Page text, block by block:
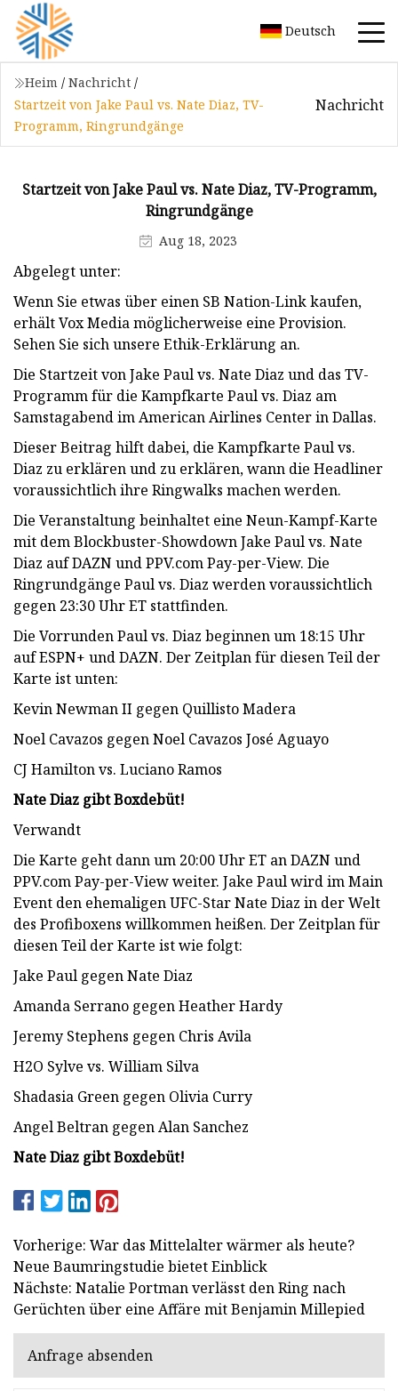
Deutsch
Heim / Nachricht /
Startzeit von Jake Paul vs. Nate Diaz, TV-
Programm, Ringrundgänge
Nachricht
Startzeit von Jake Paul vs. Nate Diaz, TV-Programm,
Ringrundgänge
Aug 18, 2023
Abgelegt unter:
Wenn Sie etwas über einen SB Nation-Link kaufen,
erhält Vox Media möglicherweise eine Provision.
Sehen Sie sich unsere Ethik-Erklärung an.
Die Startzeit von Jake Paul vs. Nate Diaz und das TV-
Programm für die Kampfkarte Paul vs. Diaz am
Samstagabend im American Airlines Center in Dallas.
Dieser Beitrag hilft dabei, die Kampfkarte Paul vs.
Diaz zu erklären und zu erklären, wann die Headliner
voraussichtlich ihre Ringwalks machen werden.
Die Veranstaltung beinhaltet eine Neun-Kampf-Karte
mit dem Blockbuster-Showdown Jake Paul vs. Nate
Diaz auf DAZN und PPV.com Pay-per-View. Die
Ringrundgänge Paul vs. Diaz werden voraussichtlich
gegen 23:30 Uhr ET stattfinden.
Die Vorrunden Paul vs. Diaz beginnen um 18:15 Uhr
auf ESPN+ und DAZN. Der Zeitplan für diesen Teil der
Karte ist unten:
Kevin Newman II gegen Quillisto Madera
Noel Cavazos gegen Noel Cavazos José Aguayo
CJ Hamilton vs. Luciano Ramos
Nate Diaz gibt Boxdebüt!
Verwandt
Die Karte geht dann um 20:00 Uhr ET an DAZN und
PPV.com Pay-per-View weiter. Jake Paul wird im Main
Event den ehemaligen UFC-Star Nate Diaz in der Welt
des Profiboxens willkommen heißen. Der Zeitplan für
diesen Teil der Karte ist wie folgt:
Jake Paul gegen Nate Diaz
Amanda Serrano gegen Heather Hardy
Jeremy Stephens gegen Chris Avila
H2O Sylve vs. William Silva
Shadasia Green gegen Olivia Curry
Angel Beltran gegen Alan Sanchez
Nate Diaz gibt Boxdebüt!
Vorherige: War das Mittelalter wärmer als heute?
Neue Baumringstudie bietet Einblick
Nächste: Natalie Portman verlässt den Ring nach
Gerüchten über eine Affäre mit Benjamin Millepied
Anfrage absenden